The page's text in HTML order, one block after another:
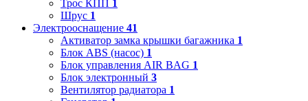
Трос КПП 1
Шрус 1
Электрооснащение 41
Активатор замка крышки багажника 1
Блок ABS (насос) 1
Блок управления AIR BAG 1
Блок электронный 3
Вентилятор радиатора 1